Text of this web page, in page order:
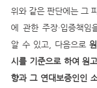
위와 같은 판단에는 그
에 관한 주장·입증책임
알 수 있고, 다음으로
시를 기준으로 하여 원
향과 그 연대보증인인